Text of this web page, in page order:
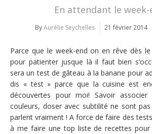
En attendant le
ByAurélie Seychelles 21 février 2014
Parce que le week-end on en rêve dès
pour patienter jusque là il faut bien
sera un test de gâteau à la banane pour
dis « test » parce que la cuisine est
découvertes pour moi! Savoir
couleurs, doser avec subtilité ne sont
parlent vraiment ! A force de faire des
à me faire une top liste de recettes